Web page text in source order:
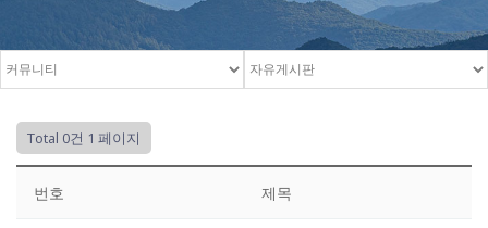
Total 0건 1 페이지
번호 제목